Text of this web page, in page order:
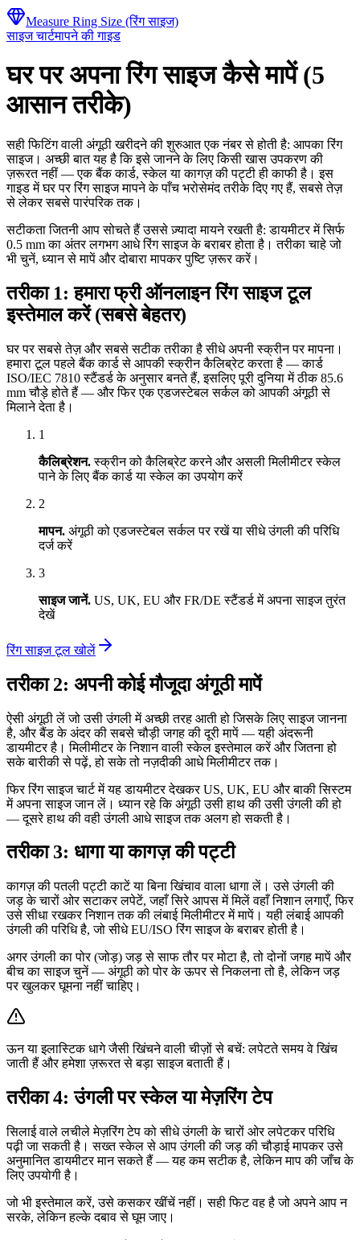
Measure Ring Size (रिंग साइज)
साइज चार्टमापने की गाइड
घर पर अपना रिंग साइज कैसे मापें (5
आसान तरीके)
सही फिटिंग वाली अंगूठी खरीदने की शुरुआत एक नंबर से होती है: आपका रिंग
साइज। अच्छी बात यह है कि इसे जानने के लिए किसी खास उपकरण की
ज़रूरत नहीं — एक बैंक कार्ड, स्केल या कागज़ की पट्टी ही काफी है। इस
गाइड में घर पर रिंग साइज मापने के पाँच भरोसेमंद तरीके दिए गए हैं, सबसे तेज़
से लेकर सबसे पारंपरिक तक।
सटीकता जितनी आप सोचते हैं उससे ज़्यादा मायने रखती है: डायमीटर में सिर्फ
0.5 mm का अंतर लगभग आधे रिंग साइज के बराबर होता है। तरीका चाहे जो
भी चुनें, ध्यान से मापें और दोबारा मापकर पुष्टि ज़रूर करें।
तरीका 1: हमारा फ्री ऑनलाइन रिंग साइज टूल
इस्तेमाल करें (सबसे बेहतर)
घर पर सबसे तेज़ और सबसे सटीक तरीका है सीधे अपनी स्क्रीन पर मापना।
हमारा टूल पहले बैंक कार्ड से आपकी स्क्रीन कैलिब्रेट करता है — कार्ड
ISO/IEC 7810 स्टैंडर्ड के अनुसार बनते हैं, इसलिए पूरी दुनिया में ठीक 85.6
mm चौड़े होते हैं — और फिर एक एडजस्टेबल सर्कल को आपकी अंगूठी से
मिलाने देता है।
1
कैलिब्रेशन. स्क्रीन को कैलिब्रेट करने और असली मिलीमीटर स्केल
पाने के लिए बैंक कार्ड या स्केल का उपयोग करें
2
मापन. अंगूठी को एडजस्टेबल सर्कल पर रखें या सीधे उंगली की परिधि
दर्ज करें
3
साइज जानें. US, UK, EU और FR/DE स्टैंडर्ड में अपना साइज तुरंत
देखें
रिंग साइज टूल खोलें
तरीका 2: अपनी कोई मौजूदा अंगूठी मापें
ऐसी अंगूठी लें जो उसी उंगली में अच्छी तरह आती हो जिसके लिए साइज जानना
है, और बैंड के अंदर की सबसे चौड़ी जगह की दूरी मापें — यही अंदरूनी
डायमीटर है। मिलीमीटर के निशान वाली स्केल इस्तेमाल करें और जितना हो
सके बारीकी से पढ़ें, हो सके तो नज़दीकी आधे मिलीमीटर तक।
फिर रिंग साइज चार्ट में यह डायमीटर देखकर US, UK, EU और बाकी सिस्टम
में अपना साइज जान लें। ध्यान रहे कि अंगूठी उसी हाथ की उसी उंगली की हो
— दूसरे हाथ की वही उंगली आधे साइज तक अलग हो सकती है।
तरीका 3: धागा या कागज़ की पट्टी
कागज़ की पतली पट्टी काटें या बिना खिंचाव वाला धागा लें। उसे उंगली की
जड़ के चारों ओर सटाकर लपेटें, जहाँ सिरे आपस में मिलें वहाँ निशान लगाएँ, फिर
उसे सीधा रखकर निशान तक की लंबाई मिलीमीटर में मापें। यही लंबाई आपकी
उंगली की परिधि है, जो सीधे EU/ISO रिंग साइज के बराबर होती है।
अगर उंगली का पोर (जोड़) जड़ से साफ तौर पर मोटा है, तो दोनों जगह मापें और
बीच का साइज चुनें — अंगूठी को पोर के ऊपर से निकलना तो है, लेकिन जड़
पर खुलकर घूमना नहीं चाहिए।
ऊन या इलास्टिक धागे जैसी खिंचने वाली चीज़ों से बचें: लपेटते समय वे खिंच
जाती हैं और हमेशा ज़रूरत से बड़ा साइज बताती हैं।
तरीका 4: उंगली पर स्केल या मेज़रिंग टेप
सिलाई वाले लचीले मेज़रिंग टेप को सीधे उंगली के चारों ओर लपेटकर परिधि
पढ़ी जा सकती है। सख्त स्केल से आप उंगली की जड़ की चौड़ाई मापकर उसे
अनुमानित डायमीटर मान सकते हैं — यह कम सटीक है, लेकिन माप की जाँच के
लिए उपयोगी है।
जो भी इस्तेमाल करें, उसे कसकर खींचें नहीं। सही फिट वह है जो अपने आप न
सरके, लेकिन हल्के दबाव से घूम जाए।